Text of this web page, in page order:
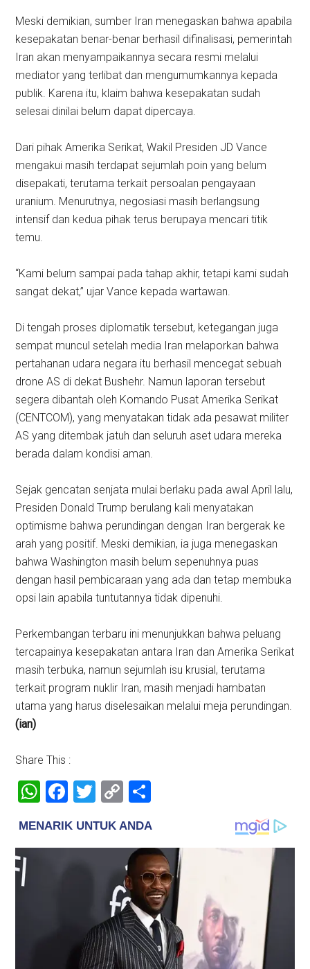
Meski demikian, sumber Iran menegaskan bahwa apabila
kesepakatan benar-benar berhasil difinalisasi, pemerintah
Iran akan menyampaikannya secara resmi melalui
mediator yang terlibat dan mengumumkannya kepada
publik. Karena itu, klaim bahwa kesepakatan sudah
selesai dinilai belum dapat dipercaya.
Dari pihak Amerika Serikat, Wakil Presiden JD Vance
mengakui masih terdapat sejumlah poin yang belum
disepakati, terutama terkait persoalan pengayaan
uranium. Menurutnya, negosiasi masih berlangsung
intensif dan kedua pihak terus berupaya mencari titik
temu.
“Kami belum sampai pada tahap akhir, tetapi kami sudah
sangat dekat,” ujar Vance kepada wartawan.
Di tengah proses diplomatik tersebut, ketegangan juga
sempat muncul setelah media Iran melaporkan bahwa
pertahanan udara negara itu berhasil mencegat sebuah
drone AS di dekat Bushehr. Namun laporan tersebut
segera dibantah oleh Komando Pusat Amerika Serikat
(CENTCOM), yang menyatakan tidak ada pesawat militer
AS yang ditembak jatuh dan seluruh aset udara mereka
berada dalam kondisi aman.
Sejak gencatan senjata mulai berlaku pada awal April lalu,
Presiden Donald Trump berulang kali menyatakan
optimisme bahwa perundingan dengan Iran bergerak ke
arah yang positif. Meski demikian, ia juga menegaskan
bahwa Washington masih belum sepenuhnya puas
dengan hasil pembicaraan yang ada dan tetap membuka
opsi lain apabila tuntutannya tidak dipenuhi.
Perkembangan terbaru ini menunjukkan bahwa peluang
tercapainya kesepakatan antara Iran dan Amerika Serikat
masih terbuka, namun sejumlah isu krusial, terutama
terkait program nuklir Iran, masih menjadi hambatan
utama yang harus diselesaikan melalui meja perundingan.
(ian)
Share This :
WhatsApp
Facebook
Twitter
Copy